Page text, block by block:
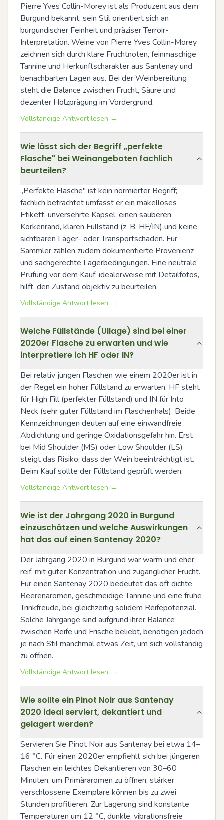
Pierre Yves Collin-Morey ist als Produzent aus dem
Burgund bekannt; sein Stil orientiert sich an
burgundischer Feinheit und präziser Terroir-
Interpretation. Weine von Pierre Yves Collin-Morey
zeichnen sich durch klare Fruchtnoten, feinmaschige
Tannine und Herkunftscharakter aus Santenay und
benachbarten Lagen aus. Bei der Weinbereitung
steht die Balance zwischen Frucht, Säure und
dezenter Holzprägung im Vordergrund.
Vollständige Antwort lesen →
Wie lässt sich der Begriff „perfekte
Flasche" bei Weinangeboten fachlich
beurteilen?
„Perfekte Flasche" ist kein normierter Begriff;
fachlich betrachtet umfasst er ein makelloses
Etikett, unversehrte Kapsel, einen sauberen
Korkenrand, klaren Füllstand (z. B. HF/IN) und keine
sichtbaren Lager- oder Transportschäden. Für
Sammler zählen zudem dokumentierte Provenienz
und sachgerechte Lagerbedingungen. Eine neutrale
Prüfung vor dem Kauf, idealerweise mit Detailfotos,
hilft, den Zustand objektiv zu beurteilen.
Vollständige Antwort lesen →
Welche Füllstände (Ullage) sind bei einer
2020er Flasche zu erwarten und wie
interpretiere ich HF oder IN?
Bei relativ jungen Flaschen wie einem 2020er ist in
der Regel ein hoher Füllstand zu erwarten. HF steht
für High Fill (perfekter Füllstand) und IN für Into
Neck (sehr guter Füllstand im Flaschenhals). Beide
Kennzeichnungen deuten auf eine einwandfreie
Abdichtung und geringe Oxidationsgefahr hin. Erst
bei Mid Shoulder (MS) oder Low Shoulder (LS)
steigt das Risiko, dass der Wein beeinträchtigt ist.
Beim Kauf sollte der Füllstand geprüft werden.
Vollständige Antwort lesen →
Wie ist der Jahrgang 2020 in Burgund
einzuschätzen und welche Auswirkungen
hat das auf einen Santenay 2020?
Der Jahrgang 2020 in Burgund war warm und eher
reif, mit guter Konzentration und zugänglicher Frucht.
Für einen Santenay 2020 bedeutet das oft dichte
Beerenaromen, geschmeidige Tannine und eine frühe
Trinkfreude, bei gleichzeitig solidem Reifepotenzial.
Solche Jahrgänge sind aufgrund ihrer Balance
zwischen Reife und Frische beliebt, benötigen jedoch
je nach Stil manchmal etwas Zeit, um sich vollständig
zu öffnen.
Vollständige Antwort lesen →
Wie sollte ein Pinot Noir aus Santenay
2020 ideal serviert, dekantiert und
gelagert werden?
Servieren Sie Pinot Noir aus Santenay bei etwa 14–
16 °C. Für einen 2020er empfiehlt sich bei jüngeren
Flaschen ein leichtes Dekantieren von 30–60
Minuten, um Primäraromen zu öffnen; stärker
verschlossene Exemplare können bis zu zwei
Stunden profitieren. Zur Lagerung sind konstante
Temperaturen um 12 °C, dunkle, vibrationsfreie